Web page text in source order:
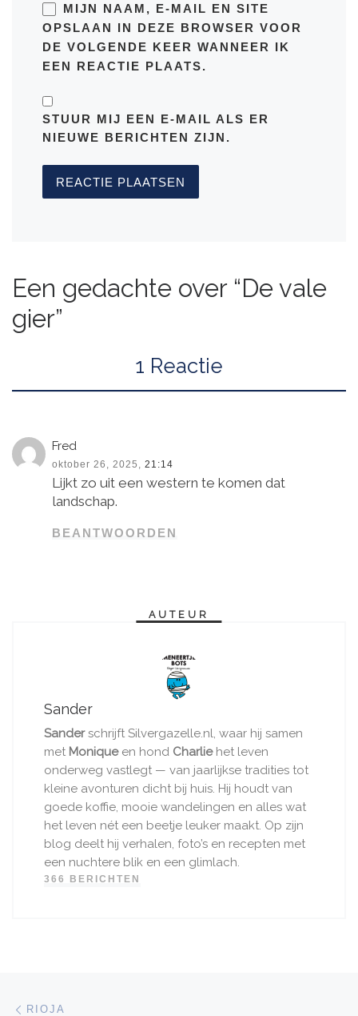
MIJN NAAM, E-MAIL EN SITE
OPSLAAN IN DEZE BROWSER VOOR
DE VOLGENDE KEER WANNEER IK
EEN REACTIE PLAATS.
STUUR MIJ EEN E-MAIL ALS ER
NIEUWE BERICHTEN ZIJN.
Een gedachte over “De vale
gier”
1 Reactie
Fred
oktober 26, 2025, 21:14
Lijkt zo uit een western te komen dat
landschap.
BEANTWOORDEN
AUTEUR
Sander
Sanderschrijft Silvergazelle.nl, waar hij samen
met Moniqueen hond Charliehet leven
onderweg vastlegt — van jaarlijkse tradities tot
kleine avonturen dicht bij huis. Hij houdt van
goede koffie, mooie wandelingen en alles wat
het leven nét een beetje leuker maakt. Op zijn
blog deelt hij verhalen, foto’s en recepten met
een nuchtere blik en een glimlach.
366 BERICHTEN
Bericht navigatie
RIOJA